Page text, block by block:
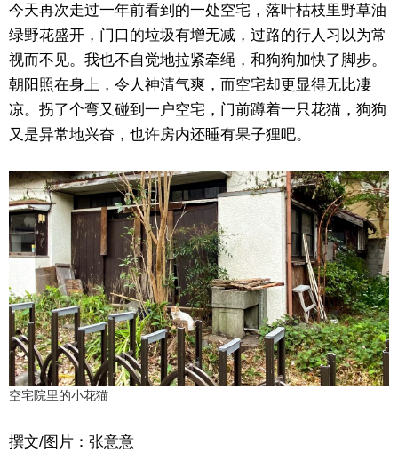
今天再次走过一年前看到的一处空宅，落叶枯枝里野草油
绿野花盛开，门口的垃圾有增无减，过路的行人习以为常
视而不见。我也不自觉地拉紧牵绳，和狗狗加快了脚步。
朝阳照在身上，令人神清气爽，而空宅却更显得无比凄
凉。拐了个弯又碰到一户空宅，门前蹲着一只花猫，狗狗
又是异常地兴奋，也许房内还睡有果子狸吧。
空宅院里的小花猫
撰文/图片：张意意